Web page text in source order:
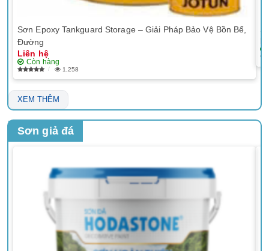
Sơn Epoxy Tankguard Storage – Giải Pháp Bảo Vệ Bồn Bể,
Đường
Liên hệ
Còn hàng
1,258
XEM THÊM
Sơn giả đá